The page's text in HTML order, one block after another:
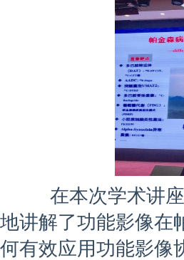
在本次学术讲座
地讲解了功能影像在
何有效应用功能影像